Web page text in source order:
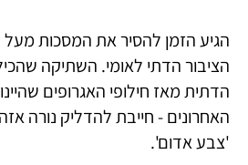
הגיע הזמן להסיר את המסכות מעל
הציבור הדתי לאומי. השתיקה
הדתית מאז חילופי האגרופים
האחרונים - חייבת להדליק נורה
'צבע אדום'.